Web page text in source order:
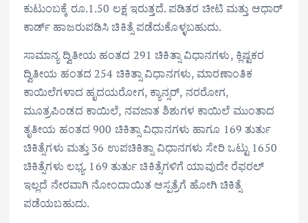
ಕುಟುಂಬಕ್ಕೆ ರೂ.1.50 ಲಕ್ಷ ಇರುತ್ತದೆ. ಪಡಿತರ ಚೀಟಿ ಮತ್ತು ಆಧಾರ್
ಕಾರ್ಡ್ ಹಾಜರುಪಡಿಸಿ ಚಿಕಿತ್ಸೆ ಪಡೆದುಕೊಳ್ಳಬಹುದು.
ಸಾಮಾನ್ಯ ದ್ವಿತೀಯ ಹಂತದ 291 ಚಿಕಿತ್ಸಾ ವಿಧಾನಗಳು, ಕ್ಲಿಷ್ಟಕರ
ದ್ವಿತೀಯ ಹಂತದ 254 ಚಿಕಿತ್ಸಾ ವಿಧಾನಗಳು, ಮಾರಣಾಂತಿಕ
ಕಾಯಿಲೆಗಳಾದ ಹೃದಯರೋಗ, ಕ್ಯಾನ್ಸರ್, ನರರೋಗ,
ಮೂತ್ರಪಿಂಡದ ಕಾಯಿಲೆ, ನವಜಾತ ಶಿಶುಗಳ ಕಾಯಿಲೆ ಮುಂತಾದ
ತೃತೀಯ ಹಂತದ 900 ಚಿಕಿತ್ಸಾ ವಿಧಾನಗಳು ಹಾಗೂ 169 ತುರ್ತು
ಚಿಕಿತ್ಸೆಗಳು ಮತ್ತು 36 ಉಪಚಿಕಿತ್ಸಾ ವಿಧಾನಗಳು ಸೇರಿ ಒಟ್ಟು 1650
ಚಿಕಿತ್ಸೆಗಳು ಲಭ್ಯ. 169 ತುರ್ತು ಚಿಕಿತ್ಸೆಗಳಿಗೆ ಯಾವುದೇ ರೆಫರಲ್
ಇಲ್ಲದೆ ನೇರವಾಗಿ ನೋಂದಾಯಿತ ಆಸ್ಪತ್ರೆಗೆ ಹೋಗಿ ಚಿಕಿತ್ಸೆ
ಪಡೆಯಬಹುದು.